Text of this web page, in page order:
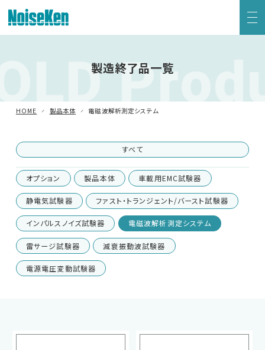
製造終了品一覧
HOME 製品本体 電磁波解析測定システム
すべて
オプション 製品本体 車載用EMC試験器
静電気試験器 ファスト・トランジェント/バースト試験器
インパルスノイズ試験器 電磁波解析測定システム
雷サージ試験器 減衰振動波試験器
電源電圧変動試験器
EMC試験器トップ
ファスト・トランジェント/バースト試験器
雷サージ試験器
電源電圧変動試験器・その他試験器
減衰振動波試験器